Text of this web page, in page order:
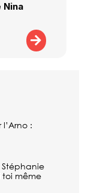
l’Arno :
Stéphanie
toi même